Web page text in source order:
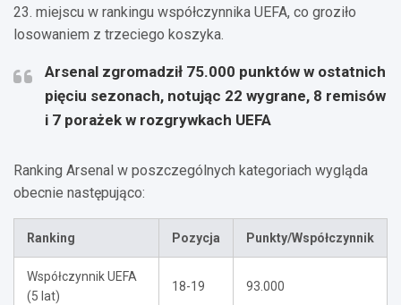
23. miejscu w rankingu współczynnika UEFA, co groziło
losowaniem z trzeciego koszyka.
Arsenal zgromadził 75.000 punktów w ostatnich
pięciu sezonach, notując 22 wygrane, 8 remisów
i 7 porażek w rozgrywkach UEFA
Ranking Arsenal w poszczególnych kategoriach wygląda
obecnie następująco:
Ranking Pozycja Punkty/Współczynnik
Współczynnik UEFA
(5 lat)
18-19 93.000